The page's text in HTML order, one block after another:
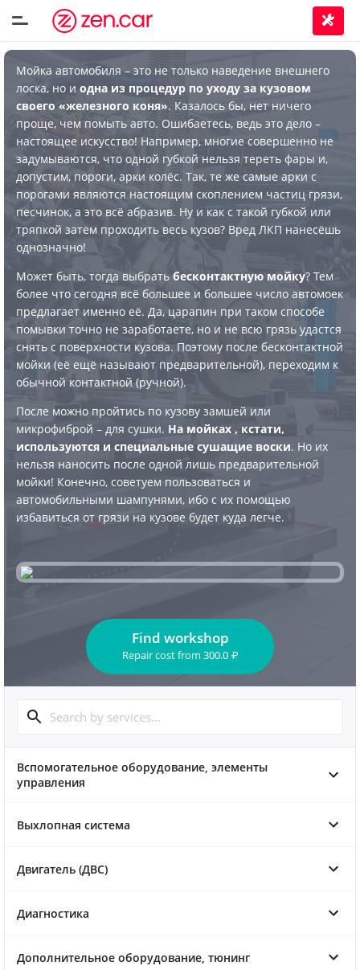
Мойка автомобиля – это не только наведение внешнего
лоска, но и одна из процедур по уходу за кузовом
своего «железного коня». Казалось бы, нет ничего
проще, чем помыть авто. Ошибаетесь, ведь это дело –
настоящее искусство! Например, многие совершенно не
задумываются, что одной губкой нельзя тереть фары и,
допустим, пороги, арки колёс. Так, те же самые арки с
порогами являются настоящим скоплением частиц грязи,
песчинок, а это всё абразив. Ну и как с такой губкой или
тряпкой затем проходить весь кузов? Вред ЛКП нанесёшь
однозначно!
Может быть, тогда выбрать бесконтактную мойку? Тем
более что сегодня всё большее и большее число автомоек
предлагает именно её. Да, царапин при таком способе
помывки точно не заработаете, но и не всю грязь удастся
снять с поверхности кузова. Поэтому после бесконтактной
мойки (её ещё называют предварительной), переходим к
обычной контактной (ручной).
После можно пройтись по кузову замшей или
микрофиброй – для сушки. На мойках , кстати,
используются и специальные сушащие воски. Но их
нельзя наносить после одной лишь предварительной
мойки! Конечно, советуем пользоваться и
автомобильными шампунями, ибо с их помощью
избавиться от грязи на кузове будет куда легче.
Find workshop
Repair costfrom 300.0 ₽
Вспомогательное оборудование, элементы
управления
Выхлопная система
Двигатель (ДВС)
Диагностика
Дополнительное оборудование, тюнинг